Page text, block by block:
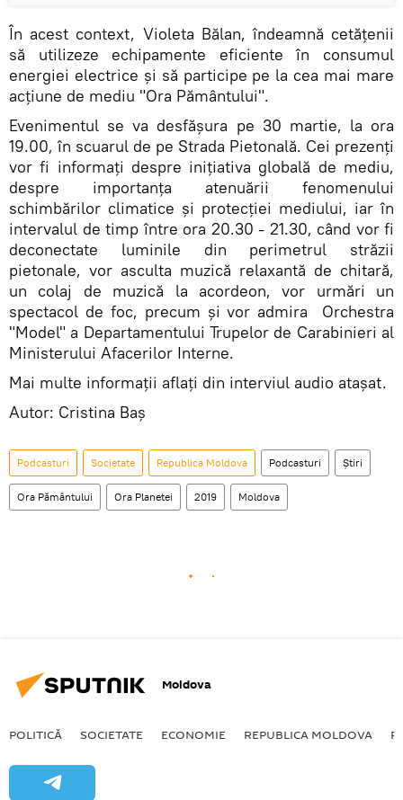
În acest context, Violeta Bălan, îndeamnă cetățenii
să utilizeze echipamente eficiente în consumul
energiei electrice și să participe pe la cea mai mare
acțiune de mediu "Ora Pământului".
Evenimentul se va desfășura pe 30 martie, la ora
19.00, în scuarul de pe Strada Pietonală. Cei prezenți
vor fi informați despre inițiativa globală de mediu,
despre importanța atenuării fenomenului
schimbărilor climatice și protecției mediului, iar în
intervalul de timp între ora 20.30 - 21.30, când vor fi
deconectate luminile din perimetrul străzii
pietonale, vor asculta muzică relaxantă de chitară,
un colaj de muzică la acordeon, vor urmări un
spectacol de foc, precum și vor admira Orchestra
"Model" a Departamentului Trupelor de Carabinieri al
Ministerului Afacerilor Interne.
Mai multe informații aflați din interviul audio atașat.
Autor: Cristina Baș
Podcasturi Societate Republica Moldova Podcasturi Știri
Ora Pământului Ora Planetei 2019 Moldova
Moldova
POLITICĂ SOCIETATE ECONOMIE REPUBLICA MOLDOVA